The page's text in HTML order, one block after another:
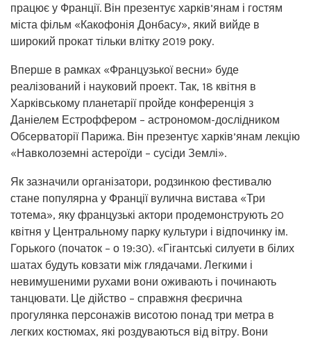
працює у Франції. Він презентує харків’янам і гостям
міста фільм «Какофонія Донбасу», який вийде в
широкий прокат тільки влітку 2019 року.
Вперше в рамках «Французької весни» буде
реалізований і науковий проект. Так, 18 квітня в
Харківському планетарії пройде конференція з
Даніелем Естроффером – астрономом-дослідником
Обсерваторії Парижа. Він презентує харків’янам лекцію
«Навколоземні астероїди – сусіди Землі».
Як зазначили організатори, родзинкою фестивалю
стане популярна у Франції вулична вистава «Три
тотема», яку французькі актори продемонструють 20
квітня у Центральному парку культури і відпочинку ім.
Горького (початок – о 19:30). «Гігантські силуети в білих
шатах будуть ковзати між глядачами. Легкими і
невимушеними рухами вони оживають і починають
танцювати. Це дійство – справжня феєрична
прогулянка персонажів висотою понад три метра в
легких костюмах, які роздуваються від вітру. Вони